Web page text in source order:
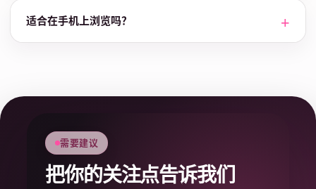
适合在手机上浏览吗？
需要建议
把你的关注点告诉我们